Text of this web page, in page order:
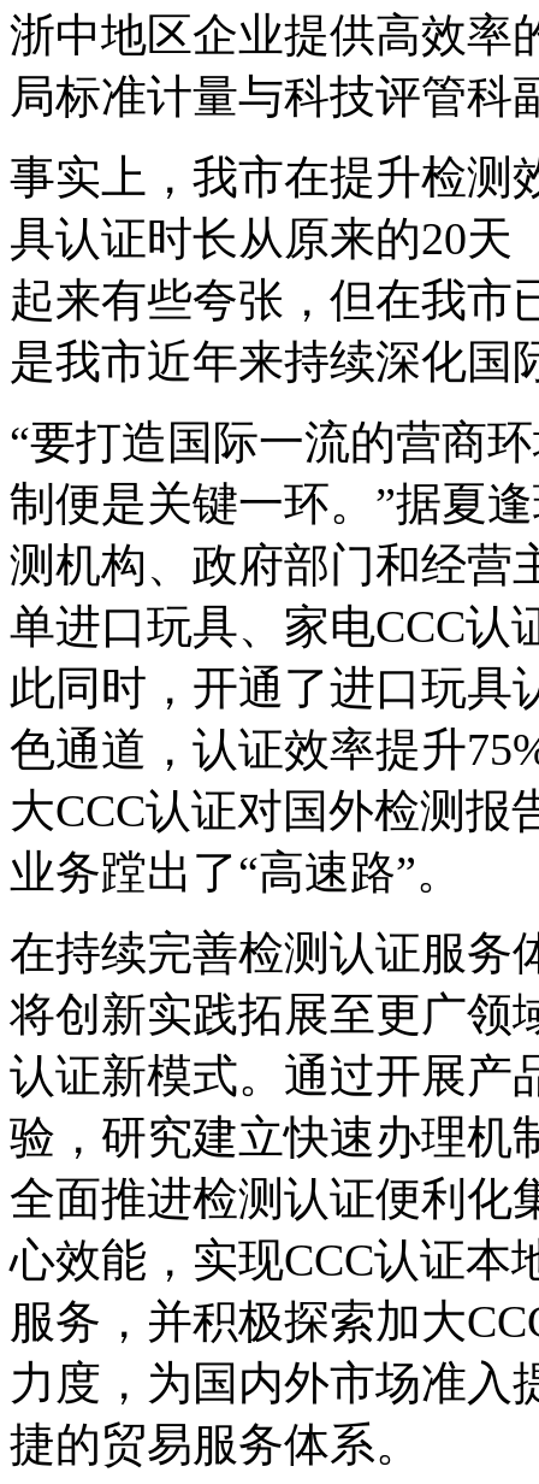
浙中地区企业提供高效率
局标准计量与科技评管科
事实上，我市在提升检测
具认证时长从原来的20天
起来有些夸张，但在我市
是我市近年来持续深化国
“要打造国际一流的营商
制便是关键一环。”据夏
测机构、政府部门和经营
单进口玩具、家电CCC认
此同时，开通了进口玩具
色通道，认证效率提升
大CCC认证对国外检测
业务蹚出了“高速路”。
在持续完善检测认证服务
将创新实践拓展至更广领
认证新模式。通过开展产
验，研究建立快速办理机
全面推进检测认证便利化
心效能，实现CCC认证本
服务，并积极探索加大
力度，为国内外市场准入
捷的贸易服务体系。